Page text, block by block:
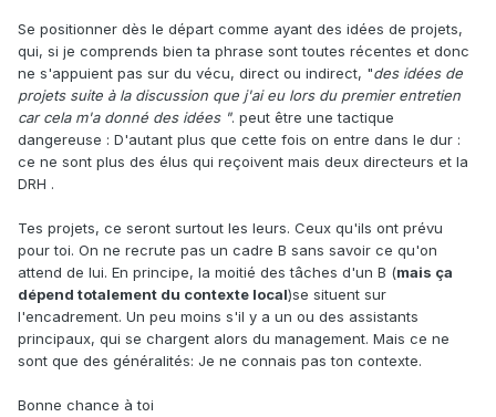
Se positionner dès le départ comme ayant des idées de projets,
qui, si je comprends bien ta phrase sont toutes récentes et donc
ne s'appuient pas sur du vécu, direct ou indirect, "des idées de
projets suite à la discussion que j'ai eu lors du premier entretien
car cela m'a donné des idées ". peut être une tactique
dangereuse : D'autant plus que cette fois on entre dans le dur :
ce ne sont plus des élus qui reçoivent mais deux directeurs et la
DRH .
Tes projets, ce seront surtout les leurs. Ceux qu'ils ont prévu
pour toi. On ne recrute pas un cadre B sans savoir ce qu'on
attend de lui. En principe, la moitié des tâches d'un B (mais ça
dépend totalement du contexte local)se situent sur
l'encadrement. Un peu moins s'il y a un ou des assistants
principaux, qui se chargent alors du management. Mais ce ne
sont que des généralités: Je ne connais pas ton contexte.
Bonne chance à toi